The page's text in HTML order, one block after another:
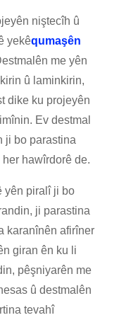
niştecîh û
yekêqumaşên
me yên
û laminkirin,
dike ku projeyên
Ev destmal
ji bo parastina
hawîrdorê de.
yên piralî ji bo
ji parastina
karanînên afirîner
giran ên ku li
pêşniyarên me
û destmalên
tevahî